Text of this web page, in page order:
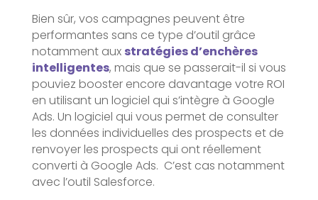
Bien sûr, vos campagnes peuvent être
performantes sans ce type d’outil grâce
notamment aux stratégies d’enchères
intelligentes, mais que se passerait-il si vous
pouviez booster encore davantage votre ROI
en utilisant un logiciel qui s’intègre à Google
Ads. Un logiciel qui vous permet de consulter
les données individuelles des prospects et de
renvoyer les prospects qui ont réellement
converti à Google Ads. C’est cas notamment
avec l’outil Salesforce.